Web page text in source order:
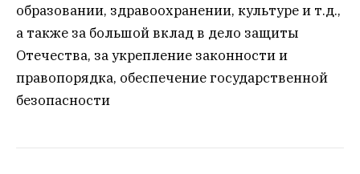
образовании, здравоохранении, культуре и т.д.,
а также за большой вклад в дело защиты
Отечества, за укрепление законности и
правопорядка, обеспечение государственной
безопасности